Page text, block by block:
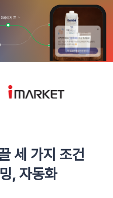
3페이지 뷰 ↑
세 가지 조건
, 자동화